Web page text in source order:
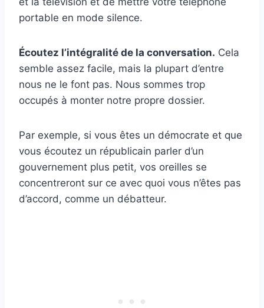
portable en mode silence.
Écoutez l’intégralité de la conversation. Cela
semble assez facile, mais la plupart d’entre
nous ne le font pas. Nous sommes trop
occupés à monter notre propre dossier.
Par exemple, si vous êtes un démocrate et que
vous écoutez un républicain parler d’un
gouvernement plus petit, vos oreilles se
concentreront sur ce avec quoi vous n’êtes pas
d’accord, comme un débatteur.